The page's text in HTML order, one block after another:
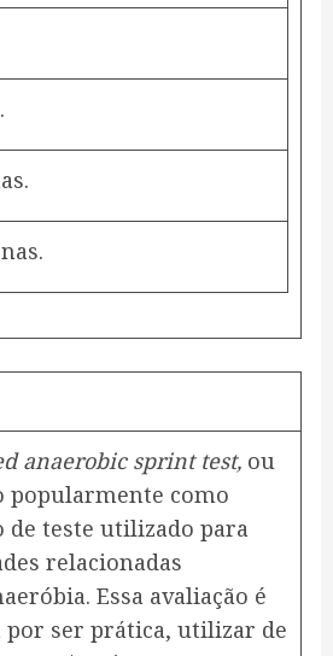
anaerobic sprint test, ou
popularmente como
de teste utilizado para
relacionadas
Essa avaliação é
ser prática, utilizar de